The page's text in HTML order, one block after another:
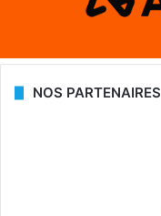
NOS PARTENAIRES